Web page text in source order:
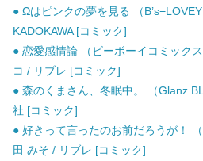
● Ωはピンクの夢を見る （
KADOKAWA [コミック]
● 恋愛感情論 （ビーボーイコミック
コ / リブレ [コミック]
● 森のくまさん、冬眠中。 （Glanz
社 [コミック]
● 好きって言ったのお前だろうが！
田 みそ / リブレ [コミック]